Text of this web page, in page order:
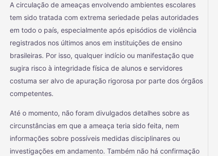
A circulação de ameaças envolvendo ambientes escolares
tem sido tratada com extrema seriedade pelas autoridades
em todo o país, especialmente após episódios de violência
registrados nos últimos anos em instituições de ensino
brasileiras. Por isso, qualquer indício ou manifestação que
sugira risco à integridade física de alunos e servidores
costuma ser alvo de apuração rigorosa por parte dos órgãos
competentes.
Até o momento, não foram divulgados detalhes sobre as
circunstâncias em que a ameaça teria sido feita, nem
informações sobre possíveis medidas disciplinares ou
investigações em andamento. Também não há confirmação